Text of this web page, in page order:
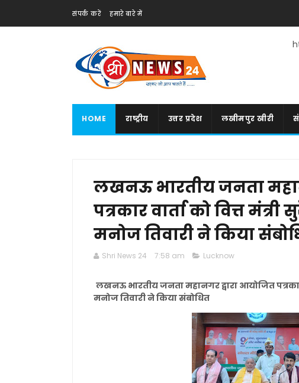
संपर्क करें हमारे बारे में
HOME राष्ट्रीय उत्तर प्रदेश लखीमपुर खीरी
लखनऊ भारतीय जनता
पत्रकार वार्ता को वित्त
मनोज तिवारी ने किया
Shri News 24 7:58 am Lucknow
लखनऊ भारतीय जनता महानगर द्वारा आयोजित
मनोज तिवारी ने किया संबोधित